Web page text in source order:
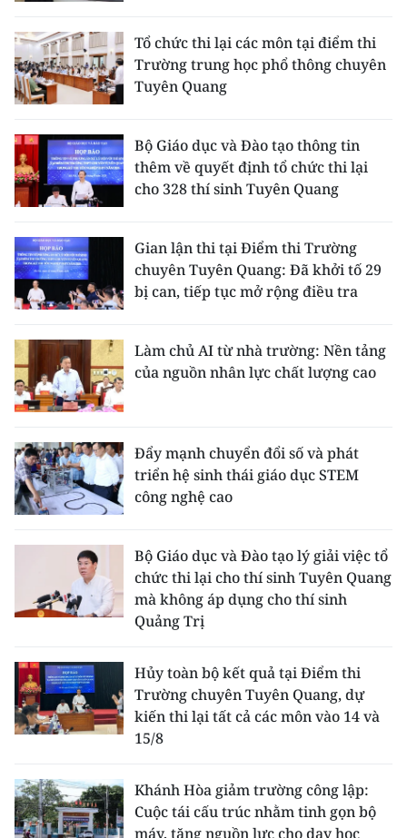
Tổ chức thi lại các môn tại điểm thi
Trường trung học phổ thông chuyên
Tuyên Quang
Bộ Giáo dục và Đào tạo thông tin
thêm về quyết định tổ chức thi lại
cho 328 thí sinh Tuyên Quang
Gian lận thi tại Điểm thi Trường
chuyên Tuyên Quang: Đã khởi tố 29
bị can, tiếp tục mở rộng điều tra
Làm chủ AI từ nhà trường: Nền tảng
của nguồn nhân lực chất lượng cao
Đẩy mạnh chuyển đổi số và phát
triển hệ sinh thái giáo dục STEM
công nghệ cao
Bộ Giáo dục và Đào tạo lý giải việc tổ
chức thi lại cho thí sinh Tuyên Quang
mà không áp dụng cho thí sinh
Quảng Trị
Hủy toàn bộ kết quả tại Điểm thi
Trường chuyên Tuyên Quang, dự
kiến thi lại tất cả các môn vào 14 và
15/8
Khánh Hòa giảm trường công lập:
Cuộc tái cấu trúc nhằm tinh gọn bộ
máy, tăng nguồn lực cho dạy học